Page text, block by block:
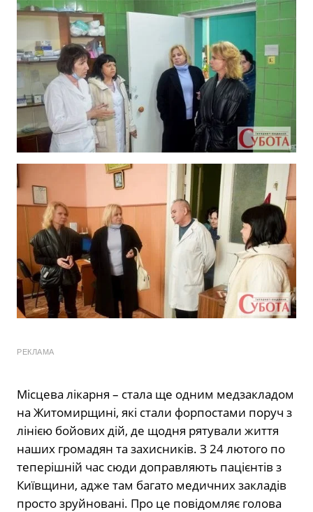
РЕКЛАМА
Місцева лікарня – стала ще одним медзакладом
на Житомирщині, які стали форпостами поруч з
лінією бойових дій, де щодня рятували життя
наших громадян та захисників. З 24 лютого по
теперішній час сюди доправляють пацієнтів з
Київщини, адже там багато медичних закладів
просто зруйновані. Про це повідомляє голова